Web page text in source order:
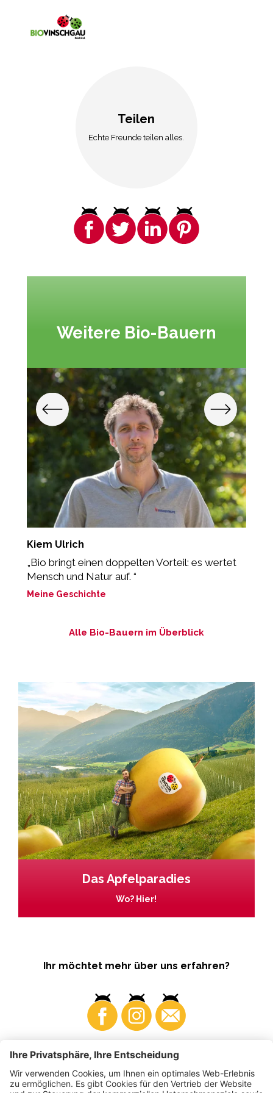
Teilen
Echte Freunde teilen alles.
Weitere Bio-Bauern
Kiem Ulrich
„Bio bringt einen doppelten Vorteil: es wertet
Mensch und Natur auf. “
Meine Geschichte
Alle Bio-Bauern im Überblick
Das Apfelparadies
Wo? Hier!
Ihr möchtet mehr über uns erfahren?
Business Produzenten